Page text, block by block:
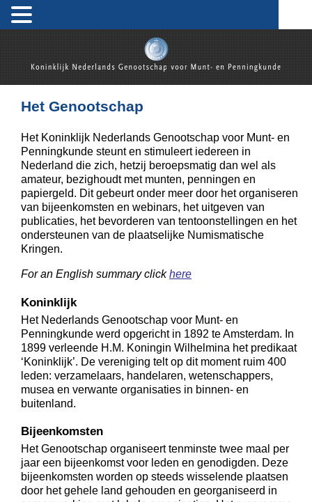
Koninklijk Nederlands Genootschap voor Munt- en
Het Genootschap
Het Koninklijk Nederlands Genootschap voor Munt- en
Penningkunde steunt en stimuleert iedereen in
Nederland die zich, hetzij beroepsmatig dan wel als
amateur, bezighoudt met munten, penningen en
papiergeld. Dit gebeurt onder meer door het organiseren
van bijeenkomsten en webinars, het uitgeven van
publicaties, het bevorderen van tentoonstellingen en het
ondersteunen van de plaatselijke Numismatische
Kringen.
For an English summary clickhere
Koninklijk
Het Nederlands Genootschap voor Munt- en
Penningkunde werd opgericht in 1892 te Amsterdam. In
1899 verleende H.M. Koningin Wilhelmina het predikaat
‘Koninklijk’. De vereniging telt op dit moment ruim 400
leden: verzamelaars, handelaren, wetenschappers,
musea en verwante organisaties in binnen- en
buitenland.
Bijeenkomsten
Het Genootschap organiseert tenminste twee maal per
jaar een bijeenkomst voor leden en genodigden. Deze
bijeenkomsten worden op steeds wisselende plaatsen
door het gehele land gehouden en georganiseerd in